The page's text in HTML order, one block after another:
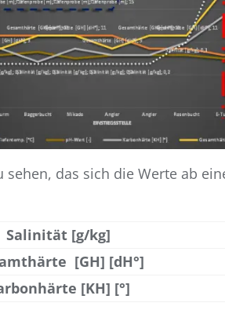
sehen, das sich die Werte ab
Salinität [g/kg]
[GH] [dH°]
[KH] [°]